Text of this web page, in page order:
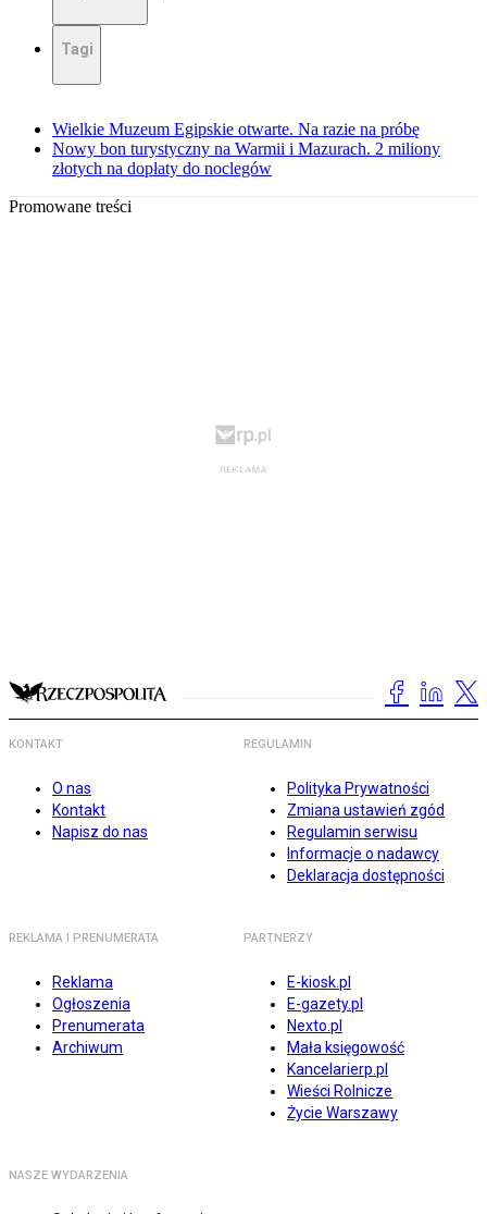
Tagi
Wielkie Muzeum Egipskie otwarte. Na razie na próbę
Nowy bon turystyczny na Warmii i Mazurach. 2 miliony
złotych na dopłaty do noclegów
Promowane treści
KONTAKT
O nas
Kontakt
Napisz do nas
REGULAMIN
Polityka Prywatności
Zmiana ustawień zgód
Regulamin serwisu
Informacje o nadawcy
Deklaracja dostępności
REKLAMA I PRENUMERATA
Reklama
Ogłoszenia
Prenumerata
Archiwum
PARTNERZY
E-kiosk.pl
E-gazety.pl
Nexto.pl
Mała księgowość
Kancelarierp.pl
Wieści Rolnicze
Życie Warszawy
NASZE WYDARZENIA